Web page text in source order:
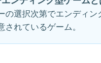
の選択次第でエンディ
されているゲーム。